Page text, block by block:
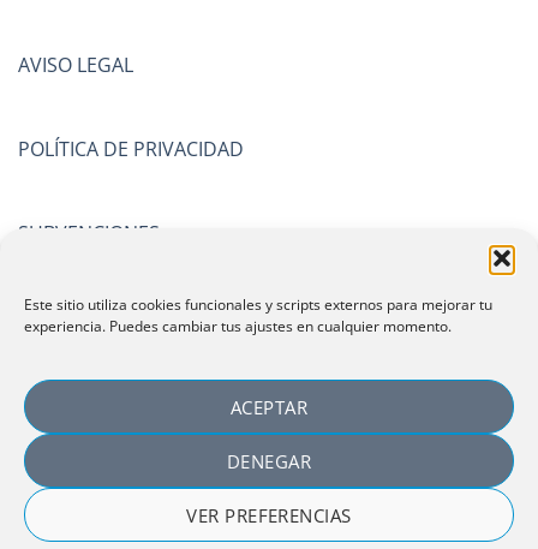
Este sitio utiliza cookies funcionales y scripts externos para mejorar tu
experiencia. Puedes cambiar tus ajustes en cualquier momento.
ACEPTAR
DENEGAR
VER PREFERENCIAS
AVISO LEGAL
POLÍTICA DE PRIVACIDAD
SUBVENCIONES
CERTIFICACIONES
Laboratorio Español de Investigación